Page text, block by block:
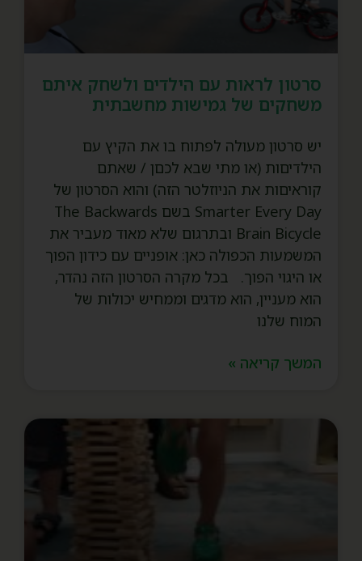
סרטון לראות עם הילדים ולשחק איתם
משחקים של גמישות מחשבתית
יש סרטון מעולה לפתוח בו את הקיץ עם
הילדיםות (או מתי שבא לכםן / שאתם
קוראיםות את הניוזלטר הזה) והוא הסרטון של
Smarter Every Day בשם The Backwards
Brain Bicycle ובתרגום שלא מאוד מעביר את
המשמעות הכפולה כאן: אופניים עם כידון הפוך
או היגוי הפוך. בכל מקרה הסרטון הזה נהדר,
הוא מעניין, הוא מדגים וממחיש יכולות של
המוח שלנו
המשך קריאה »